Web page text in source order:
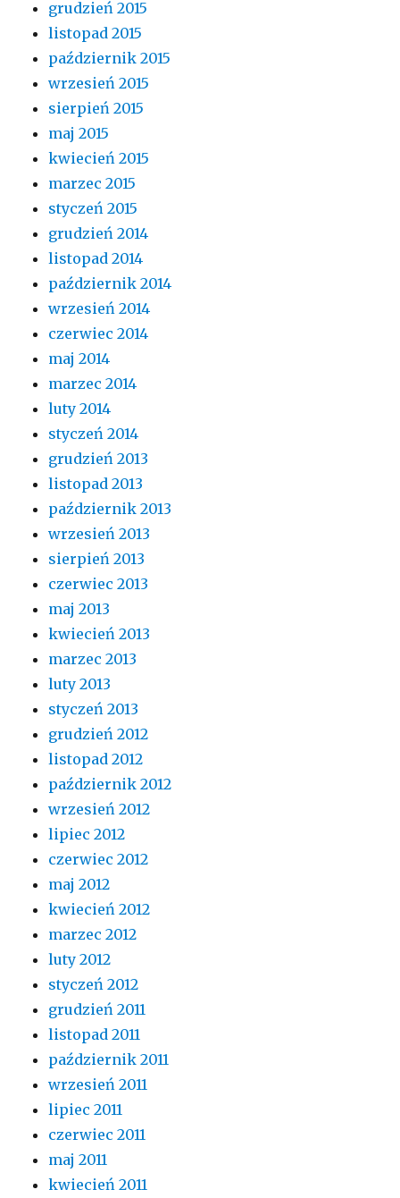
grudzień 2015
listopad 2015
październik 2015
wrzesień 2015
sierpień 2015
maj 2015
kwiecień 2015
marzec 2015
styczeń 2015
grudzień 2014
listopad 2014
październik 2014
wrzesień 2014
czerwiec 2014
maj 2014
marzec 2014
luty 2014
styczeń 2014
grudzień 2013
listopad 2013
październik 2013
wrzesień 2013
sierpień 2013
czerwiec 2013
maj 2013
kwiecień 2013
marzec 2013
luty 2013
styczeń 2013
grudzień 2012
listopad 2012
październik 2012
wrzesień 2012
lipiec 2012
czerwiec 2012
maj 2012
kwiecień 2012
marzec 2012
luty 2012
styczeń 2012
grudzień 2011
listopad 2011
październik 2011
wrzesień 2011
lipiec 2011
czerwiec 2011
maj 2011
kwiecień 2011